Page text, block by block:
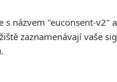
názvem "euconsent-v2"
zaznamenávají vaše